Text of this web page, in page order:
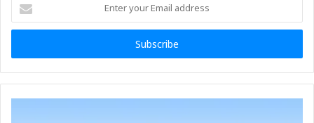
your
Email